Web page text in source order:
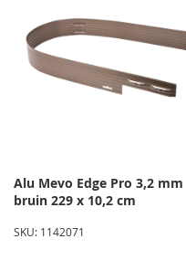
Alu Mevo Edge Pro 3,2 mm
bruin 229 x 10,2 cm
SKU: 1142071